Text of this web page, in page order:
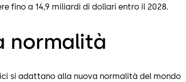
fino a 14,9 miliardi di dollari entro il 2028.
normalità
si adattano alla nuova normalità del mondo